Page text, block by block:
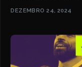
DEZEMBRO 24, 2024